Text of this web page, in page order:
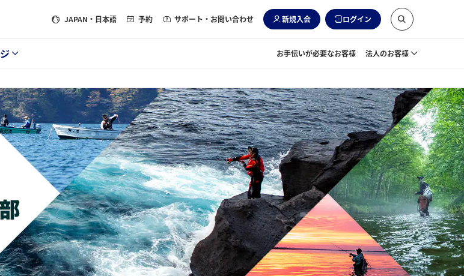
JAPAN ・日本語 予約 サポート・お問い合わせ 新規入会 ログイン
お手伝いが必要なお客様 法人のお客様